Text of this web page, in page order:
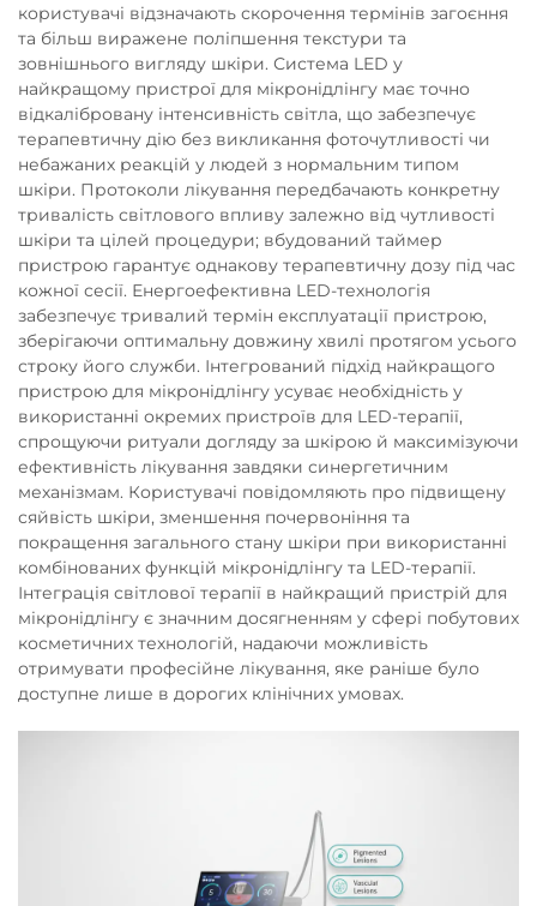
користувачі відзначають скорочення термінів загоєння
та більш виражене поліпшення текстури та
зовнішнього вигляду шкіри. Система LED у
найкращому пристрої для мікронідлінгу має точно
відкалібровану інтенсивність світла, що забезпечує
терапевтичну дію без викликання фоточутливості чи
небажаних реакцій у людей з нормальним типом
шкіри. Протоколи лікування передбачають конкретну
тривалість світлового впливу залежно від чутливості
шкіри та цілей процедури; вбудований таймер
пристрою гарантує однакову терапевтичну дозу під час
кожної сесії. Енергоефективна LED-технологія
забезпечує тривалий термін експлуатації пристрою,
зберігаючи оптимальну довжину хвилі протягом усього
строку його служби. Інтегрований підхід найкращого
пристрою для мікронідлінгу усуває необхідність у
використанні окремих пристроїв для LED-терапії,
спрощуючи ритуали догляду за шкірою й максимізуючи
ефективність лікування завдяки синергетичним
механізмам. Користувачі повідомляють про підвищену
сяйвість шкіри, зменшення почервоніння та
покращення загального стану шкіри при використанні
комбінованих функцій мікронідлінгу та LED-терапії.
Інтеграція світлової терапії в найкращий пристрій для
мікронідлінгу є значним досягненням у сфері побутових
косметичних технологій, надаючи можливість
отримувати професійне лікування, яке раніше було
доступне лише в дорогих клінічних умовах.